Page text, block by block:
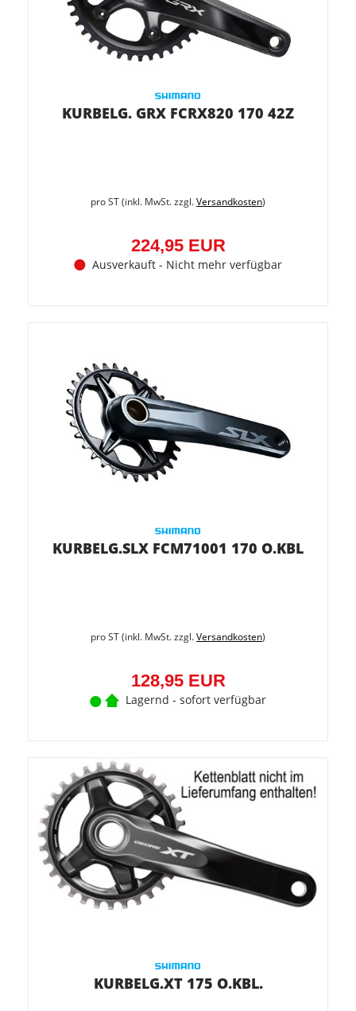
KURBELG. GRX FCRX820 170 42Z
pro ST (inkl. MwSt. zzgl.Versandkosten)
224,95 EUR
Ausverkauft - Nicht mehr verfügbar
KURBELG.SLX FCM71001 170 O.KBL
pro ST (inkl. MwSt. zzgl.Versandkosten)
128,95 EUR
Lagernd - sofort verfügbar
KURBELG.XT 175 O.KBL.